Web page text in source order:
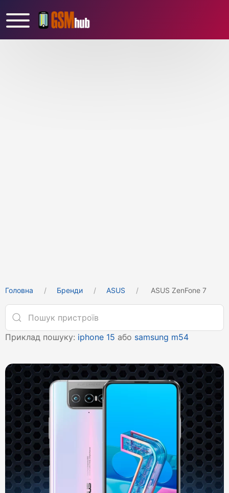
Головна Бренди ASUS ASUS ZenFone 7
Приклад пошуку: iphone 15 або samsung m54